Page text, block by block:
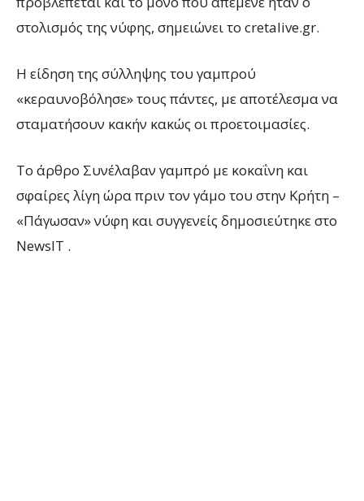
στολισμός της νύφης, σημειώνει το cretalive.gr.
Η είδηση της σύλληψης του γαμπρού
«κεραυνοβόλησε» τους πάντες, με αποτέλεσμα να
σταματήσουν κακήν κακώς οι προετοιμασίες.
To άρθρο Συνέλαβαν γαμπρό με κοκαΐνη και
σφαίρες λίγη ώρα πριν τον γάμο του στην Κρήτη –
«Πάγωσαν» νύφη και συγγενείς δημοσιεύτηκε στο
NewsIT .